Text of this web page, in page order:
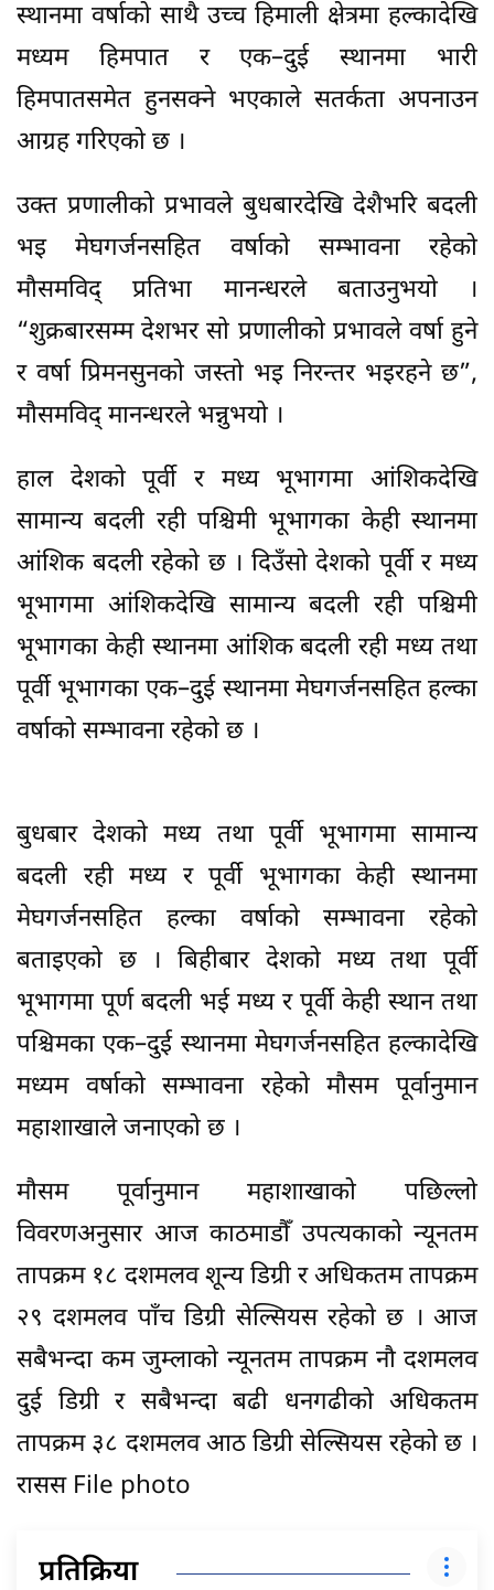
स्थानमा वर्षाको साथै उच्च हिमाली क्षेत्रमा हल्कादेखि
मध्यम हिमपात र एक–दुई स्थानमा भारी
हिमपातसमेत हुनसक्ने भएकाले सतर्कता अपनाउन
आग्रह गरिएको छ ।
उक्त प्रणालीको प्रभावले बुधबारदेखि देशैभरि बदली
भइ मेघगर्जनसहित वर्षाको सम्भावना रहेको
मौसमविद् प्रतिभा मानन्धरले बताउनुभयो ।
“शुक्रबारसम्म देशभर सो प्रणालीको प्रभावले वर्षा हुने
र वर्षा प्रिमनसुनको जस्तो भइ निरन्तर भइरहने छ”,
मौसमविद् मानन्धरले भन्नुभयो ।
हाल देशको पूर्वी र मध्य भूभागमा आंशिकदेखि
सामान्य बदली रही पश्चिमी भूभागका केही स्थानमा
आंशिक बदली रहेको छ । दिउँसो देशको पूर्वी र मध्य
भूभागमा आंशिकदेखि सामान्य बदली रही पश्चिमी
भूभागका केही स्थानमा आंशिक बदली रही मध्य तथा
पूर्वी भूभागका एक–दुई स्थानमा मेघगर्जनसहित हल्का
वर्षाको सम्भावना रहेको छ ।
बुधबार देशको मध्य तथा पूर्वी भूभागमा सामान्य
बदली रही मध्य र पूर्वी भूभागका केही स्थानमा
मेघगर्जनसहित हल्का वर्षाको सम्भावना रहेको
बताइएको छ । बिहीबार देशको मध्य तथा पूर्वी
भूभागमा पूर्ण बदली भई मध्य र पूर्वी केही स्थान तथा
पश्चिमका एक–दुई स्थानमा मेघगर्जनसहित हल्कादेखि
मध्यम वर्षाको सम्भावना रहेको मौसम पूर्वानुमान
महाशाखाले जनाएको छ ।
मौसम पूर्वानुमान महाशाखाको पछिल्लो
विवरणअनुसार आज काठमाडौँ उपत्यकाको न्यूनतम
तापक्रम १८ दशमलव शून्य डिग्री र अधिकतम तापक्रम
२९ दशमलव पाँच डिग्री सेल्सियस रहेको छ । आज
सबैभन्दा कम जुम्लाको न्यूनतम तापक्रम नौ दशमलव
दुई डिग्री र सबैभन्दा बढी धनगढीको अधिकतम
तापक्रम ३८ दशमलव आठ डिग्री सेल्सियस रहेको छ ।
रासस File photo
प्रतिक्रिया